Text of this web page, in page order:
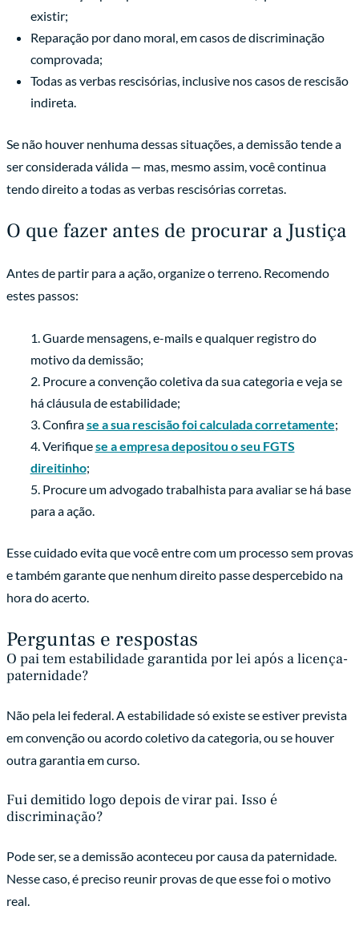
existir;
Reparação por dano moral, em casos de discriminação
comprovada;
Todas as verbas rescisórias, inclusive nos casos de rescisão
indireta.
Se não houver nenhuma dessas situações, a demissão tende a
ser considerada válida — mas, mesmo assim, você continua
tendo direito a todas as verbas rescisórias corretas.
O que fazer antes de procurar a Justiça
Antes de partir para a ação, organize o terreno. Recomendo
estes passos:
Guarde mensagens, e-mails e qualquer registro do
motivo da demissão;
Procure a convenção coletiva da sua categoria e veja se
há cláusula de estabilidade;
Confirase a sua rescisão foi calculada corretamente;
Verifiquese a empresa depositou o seu FGTS
direitinho;
Procure um advogado trabalhista para avaliar se há base
para a ação.
Esse cuidado evita que você entre com um processo sem provas
e também garante que nenhum direito passe despercebido na
hora do acerto.
Perguntas e respostas
O pai tem estabilidade garantida por lei após a licença-
paternidade?
Não pela lei federal. A estabilidade só existe se estiver prevista
em convenção ou acordo coletivo da categoria, ou se houver
outra garantia em curso.
Fui demitido logo depois de virar pai. Isso é
discriminação?
Pode ser, se a demissão aconteceu por causa da paternidade.
Nesse caso, é preciso reunir provas de que esse foi o motivo
real.